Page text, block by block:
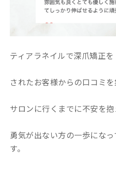
ティアラネイルで深爪矯正を
されたお客様からの口コミを
サロンに行くまでに不安を抱
勇気が出ない方の一歩にな
す。